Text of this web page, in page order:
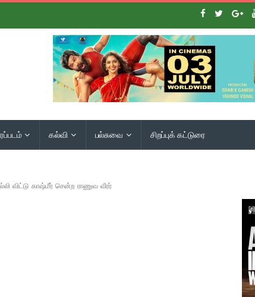
கல்வி பல்சுவை சிறப்புக் கட்டுரை
விட்டு காஷ்மீர் சென்ற ராணுவ வீரர்